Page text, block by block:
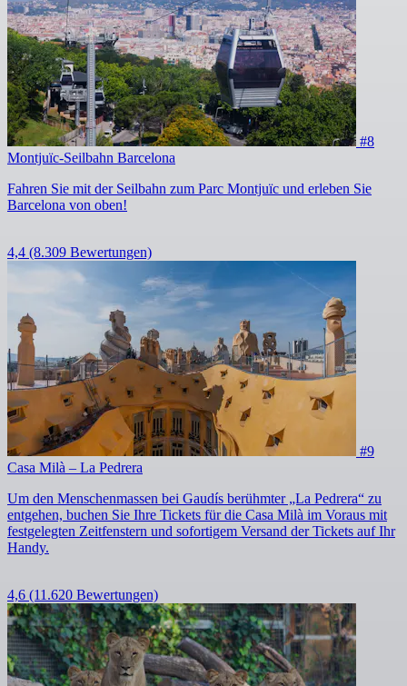
#8
Montjuïc-Seilbahn Barcelona
Fahren Sie mit der Seilbahn zum Parc Montjuïc und erleben Sie
Barcelona von oben!
4,4 (8.309 Bewertungen)
#9
Casa Milà – La Pedrera
Um den Menschenmassen bei Gaudís berühmter „La Pedrera“ zu
entgehen, buchen Sie Ihre Tickets für die Casa Milà im Voraus mit
festgelegten Zeitfenstern und sofortigem Versand der Tickets auf Ihr
Handy.
4,6 (11.620 Bewertungen)